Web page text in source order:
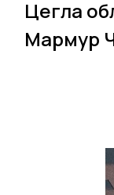
Цегла
Мармур